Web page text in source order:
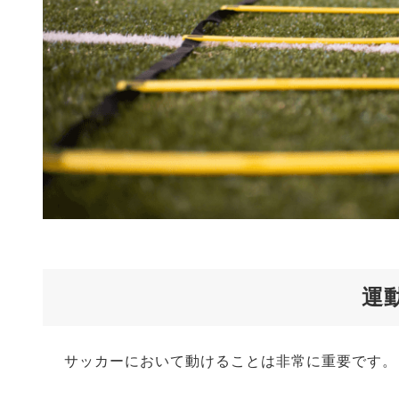
運
サッカーにおいて動けることは非常に重要です。